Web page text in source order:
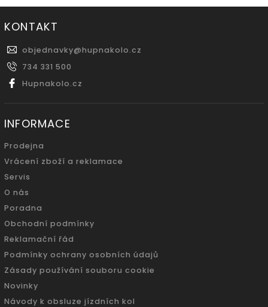
KONTAKT
objednavky@hupnakolo.cz
734 331 500
Hupnakolo.cz
INFORMACE
Prodejna
Vrácení zboží a reklamace
Servis
O nás
Poradna
Obchodní podmínky
Reklamační řád
Podmínky ochrany osobních údajů
Zásady používání souboru cookie
Novinky
Návody k obsluze jízdních kol